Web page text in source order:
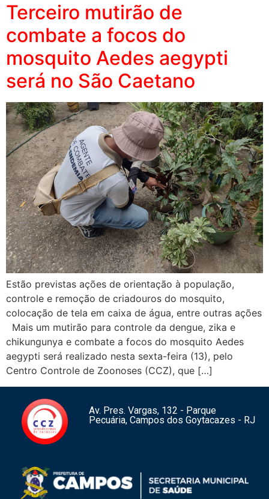
Terceiro mutirão de
combate a focos do
mosquito Aedes aegypti
será no São Caetano
Estão previstas ações de orientação à população,
controle e remoção de criadouros do mosquito,
colocação de tela em caixa de água, entre outras ações
Mais um mutirão para controle da dengue, zika e
chikungunya e combate a focos do mosquito Aedes
aegypti será realizado nesta sexta-feira (13), pelo
Centro Controle de Zoonoses (CCZ), que […]
Av. Pres. Vargas, 132 - Parque
Pecuária, Campos dos Goytacazes - RJ